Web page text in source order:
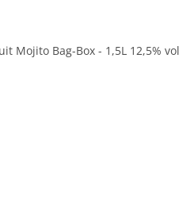
Mojito Bag-Box - 1,5L 12,5% vol
von 4.6 von 5 Sternen